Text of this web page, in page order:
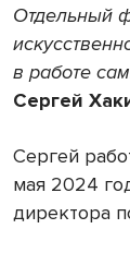
Отдельный
в работе
Сергей
Сергей
мая 2024
директора